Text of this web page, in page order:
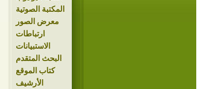
المكتبة الصوتية
معرض الصور
ارتباطات
الاستبيانات
البحث المتقدم
كتاب الموقع
الأرشيف